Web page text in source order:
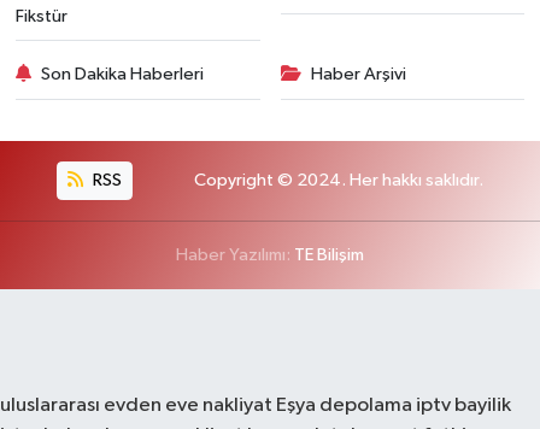
Fikstür
Son Dakika Haberleri Haber Arşivi
RSS Copyright © 2024. Her hakkı saklıdır.
Haber Yazılımı: TE Bilişim
uluslararası evden eve nakliyat Eşya depolama iptv bayilik